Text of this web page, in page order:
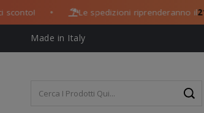
● Le spedizioni riprenderanno il21
Made in Italy